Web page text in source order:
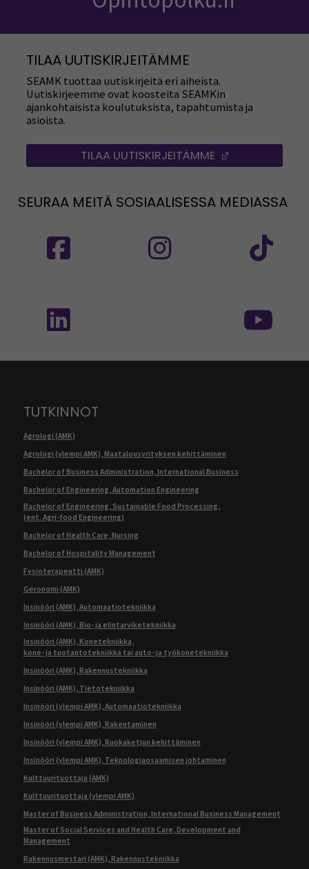
TILAA UUTISKIRJEITÄMME
SEAMK tuottaa uutiskirjeitä eri aiheista.
Uutiskirjeemme ovat koosteita SEAMKin
ajankohtaisista koulutuksista, tapahtumista ja
asioista.
TILAA UUTISKIRJEITÄMME
SEURAA MEITÄ SOSIAALISESSA MEDIASSA
TUTKINNOT
Agrologi (AMK)
Agrologi (ylempi AMK), Maatalousyrityksen kehittäminen
Bachelor of Business Administration, International Business
Bachelor of Engineering, Automation Engineering
Bachelor of Engineering, Sustainable Food Processing,
(ent. Agri-food Engineering)
Bachelor of Health Care, Nursing
Bachelor of Hospitality Management
Fysioterapeutti (AMK)
Geronomi (AMK)
Insinööri (AMK), Automaatiotekniikka
Insinööri (AMK), Bio- ja elintarviketekniikka
Insinööri (AMK), Konetekniikka,
kone- ja tuotantotekniikka tai auto- ja työkonetekniikka
Insinööri (AMK), Rakennustekniikka
Insinööri (AMK), Tietotekniikka
Insinööri (ylempi AMK), Automaatiotekniikka
Insinööri (ylempi AMK), Rakentaminen
Insinööri (ylempi AMK), Ruokaketjun kehittäminen
Insinööri (ylempi AMK), Teknologiaosaamisen johtaminen
Kulttuurituottaja (AMK)
Kulttuurituottaja (ylempi AMK)
Master of Business Administration, International Business Management
Master of Social Services and Health Care, Development and
Management
Rakennusmestari (AMK), Rakennustekniikka